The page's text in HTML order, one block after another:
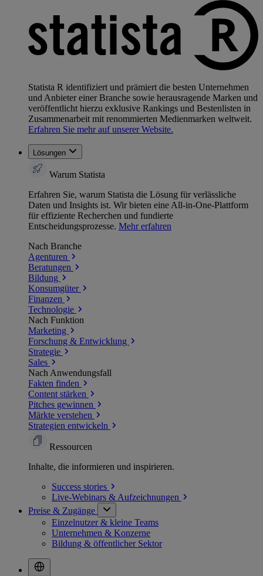
Statista R identifiziert und prämiert die besten Unternehmen
und Anbieter einer Branche sowie herausragende Marken und
veröffentlicht hierzu exklusive Rankings und Bestenlisten in
Zusammenarbeit mit renommierten Medienmarken weltweit.
Erfahren Sie mehr auf unserer Website.
Lösungen
Warum Statista
Erfahren Sie, warum Statista die Lösung für verlässliche
Daten und Insights ist. Wir bieten eine All-in-One-Plattform
für effiziente Recherchen und fundierte
Entscheidungsprozesse. Mehr erfahren
Nach Branche
Agenturen
Beratungen
Bildung
Konsumgüter
Finanzen
Technologie
Nach Funktion
Marketing
Forschung & Entwicklung
Strategie
Sales
Nach Anwendungsfall
Fakten finden
Content stärken
Pitches gewinnen
Märkte verstehen
Strategien entwickeln
Ressourcen
Inhalte, die informieren und inspirieren.
Success stories
Live-Webinars & Aufzeichnungen
Preise & Zugänge
Einzelnutzer & kleine Teams
Unternehmen & Konzerne
Bildung & öffentlicher Sektor